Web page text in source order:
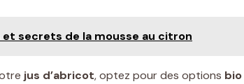
et secrets de la mousse au citron
jus d’abricot, optez pour des options bio